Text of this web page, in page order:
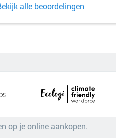
alle beoordelingen
op je online aankopen.